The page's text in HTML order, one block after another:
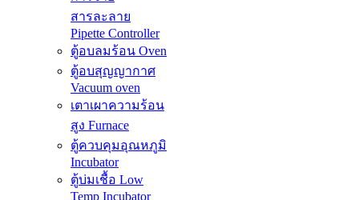
สารละลาย
Pipette Controller
ตู้อบลมร้อน Oven
ตู้อบสุญญากาศ
Vacuum oven
เตาเผาความร้อน
สูง Furnace
ตู้ควบคุมอุณหภูมิ
Incubator
ตู้บ่มเชื้อ Low
Temp Incubator